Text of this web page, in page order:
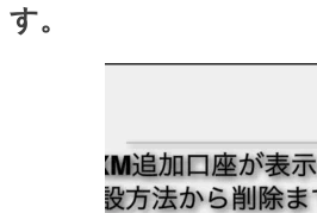
す。